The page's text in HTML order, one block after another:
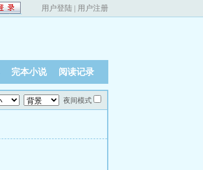
用户登陆 | 用户注册
完本小说 阅读记录
夜间模式